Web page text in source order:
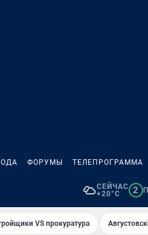
ФОРУМЫ ТЕЛЕПРОГРАММА
СЕЙЧАС
+20°C
2
VS прокуратура